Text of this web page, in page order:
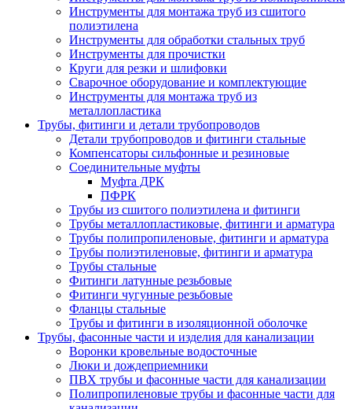
Инструменты для монтажа труб из сшитого
полиэтилена
Инструменты для обработки стальных труб
Инструменты для прочистки
Круги для резки и шлифовки
Сварочное оборудование и комплектующие
Инструменты для монтажа труб из
металлопластика
Трубы, фитинги и детали трубопроводов
Детали трубопроводов и фитинги стальные
Компенсаторы сильфонные и резиновые
Соединительные муфты
Муфта ДРК
ПФРК
Трубы из сшитого полиэтилена и фитинги
Трубы металлопластиковые, фитинги и арматура
Трубы полипропиленовые, фитинги и арматура
Трубы полиэтиленовые, фитинги и арматура
Трубы стальные
Фитинги латунные резьбовые
Фитинги чугунные резьбовые
Фланцы стальные
Трубы и фитинги в изоляционной оболочке
Трубы, фасонные части и изделия для канализации
Воронки кровельные водосточные
Люки и дождеприемники
ПВХ трубы и фасонные части для канализации
Полипропиленовые трубы и фасонные части для